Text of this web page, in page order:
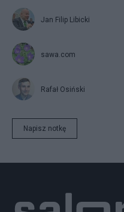
Jan Filip Libicki
sawa.com
Rafał Osiński
Napisz notkę